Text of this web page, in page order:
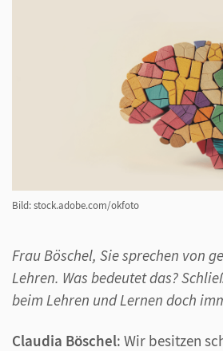
Bild: stock.adobe.com/okfoto
Frau Böschel, Sie sprechen von
Lehren. Was bedeutet das?
beim Lehren und Lernen doch
Claudia Böschel: Wir besitzen